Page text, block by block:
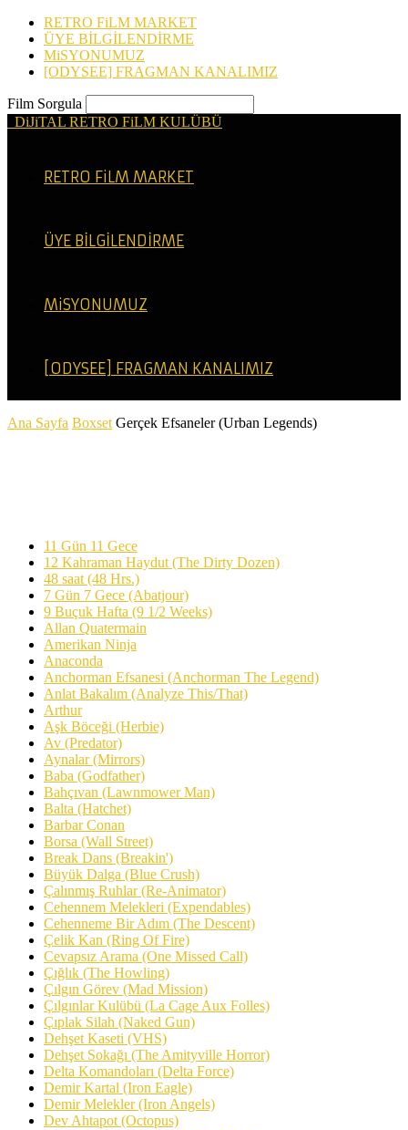
RETRO FiLM MARKET
ÜYE BİLGİLENDİRME
MiSYONUMUZ
[ODYSEE] FRAGMAN KANALIMIZ
Film Sorgula
DiJiTAL RETRO FiLM KULÜBÜ
RETRO FiLM MARKET
ÜYE BİLGİLENDİRME
MiSYONUMUZ
[ODYSEE] FRAGMAN KANALIMIZ
Ana Sayfa Boxset Gerçek Efsaneler (Urban Legends)
11 Gün 11 Gece
12 Kahraman Haydut (The Dirty Dozen)
48 saat (48 Hrs.)
7 Gün 7 Gece (Abatjour)
9 Buçuk Hafta (9 1/2 Weeks)
Allan Quatermain
Amerikan Ninja
Anaconda
Anchorman Efsanesi (Anchorman The Legend)
Anlat Bakalım (Analyze This/That)
Arthur
Aşk Böceği (Herbie)
Av (Predator)
Aynalar (Mirrors)
Baba (Godfather)
Bahçıvan (Lawnmower Man)
Balta (Hatchet)
Barbar Conan
Borsa (Wall Street)
Break Dans (Breakin')
Büyük Dalga (Blue Crush)
Çalınmış Ruhlar (Re-Animator)
Cehennem Melekleri (Expendables)
Cehenneme Bir Adım (The Descent)
Çelik Kan (Ring Of Fire)
Cevapsız Arama (One Missed Call)
Çığlık (The Howling)
Çılgın Görev (Mad Mission)
Çılgınlar Kulübü (La Cage Aux Folles)
Çıplak Silah (Naked Gun)
Dehşet Kaseti (VHS)
Dehşet Sokağı (The Amityville Horror)
Delta Komandoları (Delta Force)
Demir Kartal (Iron Eagle)
Demir Melekler (Iron Angels)
Dev Ahtapot (Octopus)